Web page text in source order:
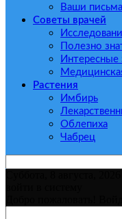
Ваши письма
Советы врачей
Полезно
Интересные
Растения
Имбирь
Облепиха
Чабрец